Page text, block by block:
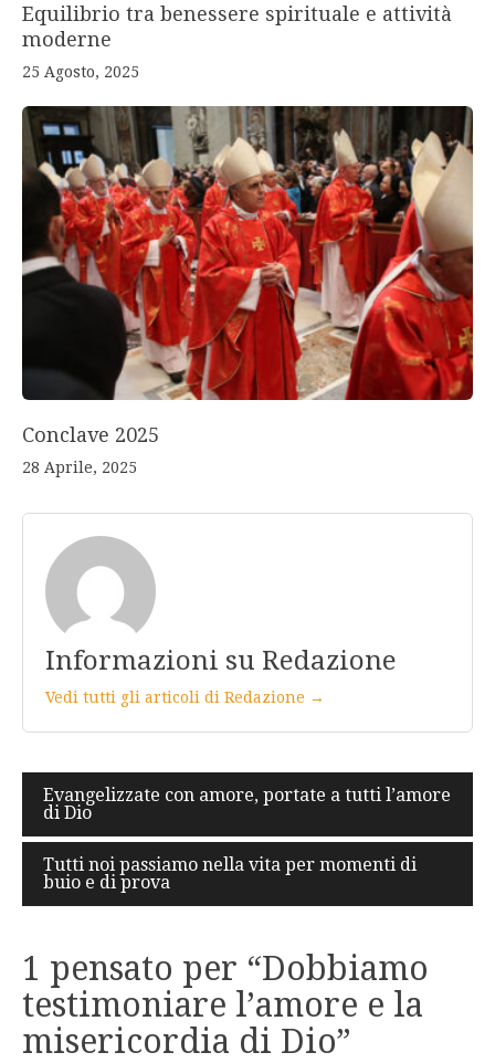
Equilibrio tra benessere spirituale e attività
moderne
25 Agosto, 2025
Conclave 2025
28 Aprile, 2025
Informazioni su Redazione
Vedi tutti gli articoli di Redazione →
Navigazione
articoli
Evangelizzate con amore, portate a tutti l’amore
di Dio
Tutti noi passiamo nella vita per momenti di
buio e di prova
1 pensato per “Dobbiamo
testimoniare l’amore e la
misericordia di Dio”